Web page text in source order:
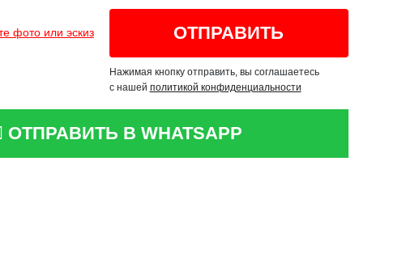
фото или эскиз
Нажимая кнопку отправить, вы соглашаетесь
с нашей политикой конфиденциальности
ОТПРАВИТЬ В WHATSAPP